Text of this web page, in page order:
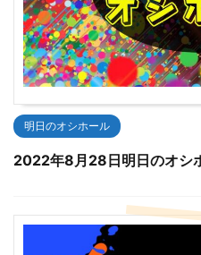
明日のオシホール
2022年8月28日明日のオシ